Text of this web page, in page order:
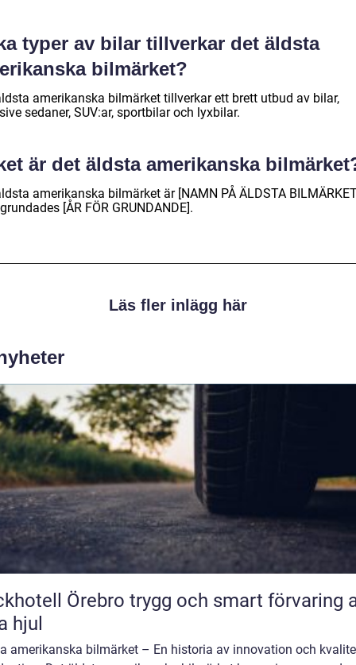
typer av bilar tillverkar det äldsta
bilmärket?
amerikanska bilmärket tillverkar ett brett utbud av bilar,
sedaner, SUV:ar, sportbilar och lyxbilar.
är det äldsta amerikanska
amerikanska bilmärket är [NAMN PÅ ÄLDSTA
[ÅR FÖR GRUNDANDE].
Läs fler inlägg här
Örebro trygg och smart förvaring av
hjul
amerikanska bilmärket – En historia av innovation och